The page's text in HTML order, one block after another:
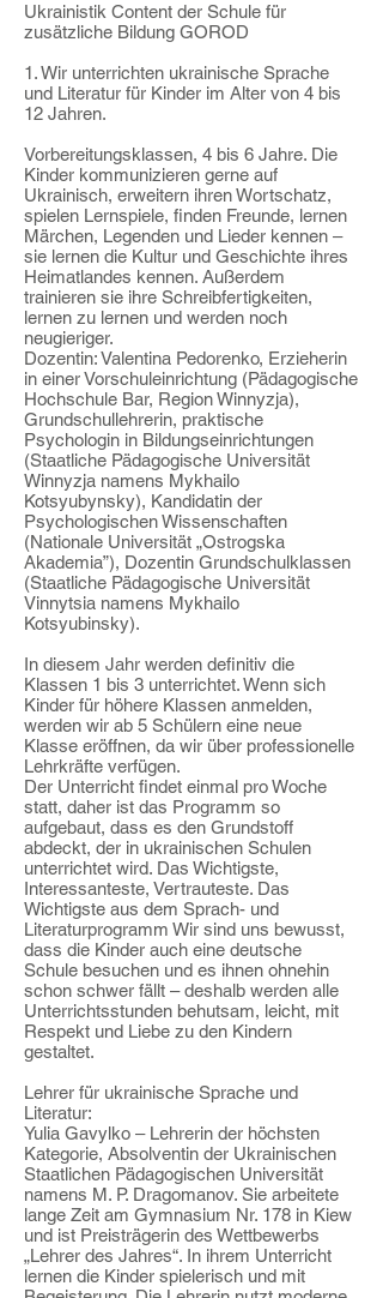
Ukrainistik Content der Schule für
zusätzliche Bildung GOROD
1. Wir unterrichten ukrainische Sprache
und Literatur für Kinder im Alter von 4 bis
12 Jahren.
Vorbereitungsklassen, 4 bis 6 Jahre. Die
Kinder kommunizieren gerne auf
Ukrainisch, erweitern ihren Wortschatz,
spielen Lernspiele, finden Freunde, lernen
Märchen, Legenden und Lieder kennen –
sie lernen die Kultur und Geschichte ihres
Heimatlandes kennen. Außerdem
trainieren sie ihre Schreibfertigkeiten,
lernen zu lernen und werden noch
neugieriger.
Dozentin: Valentina Pedorenko, Erzieherin
in einer Vorschuleinrichtung (Pädagogische
Hochschule Bar, Region Winnyzja),
Grundschullehrerin, praktische
Psychologin in Bildungseinrichtungen
(Staatliche Pädagogische Universität
Winnyzja namens Mykhailo
Kotsyubynsky), Kandidatin der
Psychologischen Wissenschaften
(Nationale Universität „Ostrogska
Akademia”), Dozentin Grundschulklassen
(Staatliche Pädagogische Universität
Vinnytsia namens Mykhailo
Kotsyubinsky).
In diesem Jahr werden definitiv die
Klassen 1 bis 3 unterrichtet. Wenn sich
Kinder für höhere Klassen anmelden,
werden wir ab 5 Schülern eine neue
Klasse eröffnen, da wir über professionelle
Lehrkräfte verfügen.
Der Unterricht findet einmal pro Woche
statt, daher ist das Programm so
aufgebaut, dass es den Grundstoff
abdeckt, der in ukrainischen Schulen
unterrichtet wird. Das Wichtigste,
Interessanteste, Vertrauteste. Das
Wichtigste aus dem Sprach- und
Literaturprogramm Wir sind uns bewusst,
dass die Kinder auch eine deutsche
Schule besuchen und es ihnen ohnehin
schon schwer fällt – deshalb werden alle
Unterrichtsstunden behutsam, leicht, mit
Respekt und Liebe zu den Kindern
gestaltet.
Lehrer für ukrainische Sprache und
Literatur:
Yulia Gavylko – Lehrerin der höchsten
Kategorie, Absolventin der Ukrainischen
Staatlichen Pädagogischen Universität
namens M. P. Dragomanov. Sie arbeitete
lange Zeit am Gymnasium Nr. 178 in Kiew
und ist Preisträgerin des Wettbewerbs
„Lehrer des Jahres“. In ihrem Unterricht
lernen die Kinder spielerisch und mit